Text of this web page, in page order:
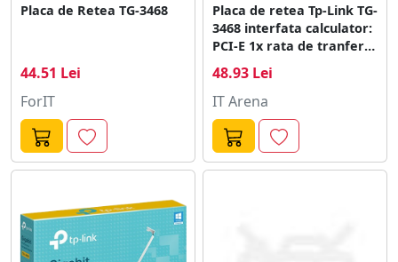
Placa de Retea TG-3468
44.51 Lei
ForIT
Placa de retea Tp-Link TG-
3468 interfata calculator:
PCI-E 1x rata de tranfer
48.93 Lei
IT Arena